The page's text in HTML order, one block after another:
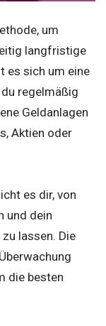
um
langfristige
es sich um eine
regelmäßig
Geldanlagen
Aktien oder
es dir, von
und dein
lassen. Die
die besten